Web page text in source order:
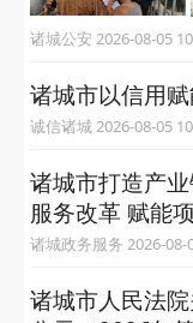
诸城公安 2026-08-05
诸城市以信用
诚信诸城 2026-08-05
诸城市打造产
服务改革 赋能
诸城政务服务
诸城市人民法